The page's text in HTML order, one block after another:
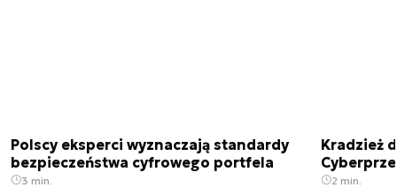
Polscy eksperci wyznaczają standardy
bezpieczeństwa cyfrowego portfela
3 min.
Kradzież
2 min.